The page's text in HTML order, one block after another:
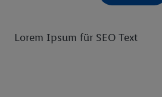
Lorem Ipsum für SEO Text